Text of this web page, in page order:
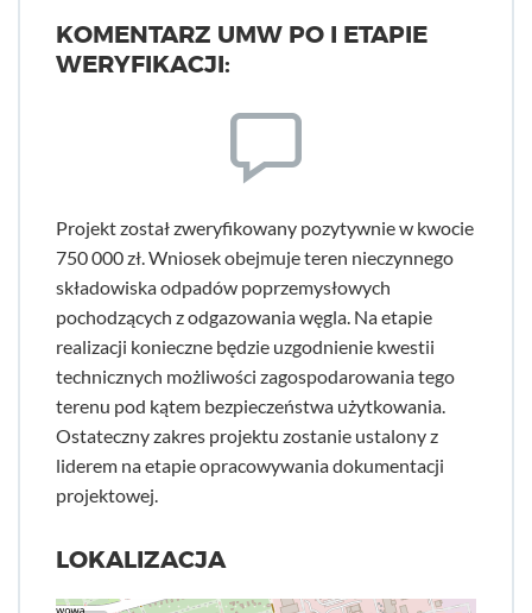
KOMENTARZ UMW PO I ETAPIE
WERYFIKACJI:
Projekt został zweryfikowany pozytywnie w kwocie
750 000 zł. Wniosek obejmuje teren nieczynnego
składowiska odpadów poprzemysłowych
pochodzących z odgazowania węgla. Na etapie
realizacji konieczne będzie uzgodnienie kwestii
technicznych możliwości zagospodarowania tego
terenu pod kątem bezpieczeństwa użytkowania.
Ostateczny zakres projektu zostanie ustalony z
liderem na etapie opracowywania dokumentacji
projektowej.
LOKALIZACJA